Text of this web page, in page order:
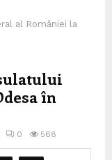
al României la
în
0 568